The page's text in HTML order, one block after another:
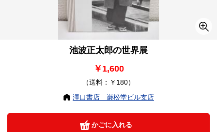
池波正太郎の世界展
￥1,600
（送料：￥180）
澤口書店 巌松堂ビル支店
かごに入れる